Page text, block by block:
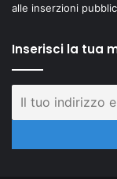
alle inserzioni
Inserisci la tua